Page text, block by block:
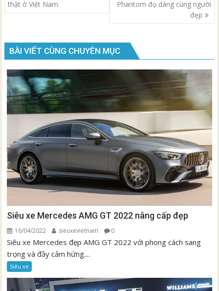
hướng
bài
thật ở Việt Nam
Phantom đọ dáng cùng người
đẹp
BÀI VIẾT CÙNG CHUYÊN MỤC
Siêu xe Mercedes AMG GT 2022 nâng cấp đẹp
16/04/2022 sieuxevietnam 0
Siêu xe Mercedes đẹp AMG GT 2022 với phong cách sang
trọng và đầy cảm hứng....
Siêu xe